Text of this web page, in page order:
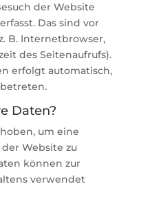
der Website
Das sind vor
B. Internetbrowser,
des Seitenaufrufs).
erfolgt automatisch,
Daten?
um eine
Website zu
können zur
verwendet